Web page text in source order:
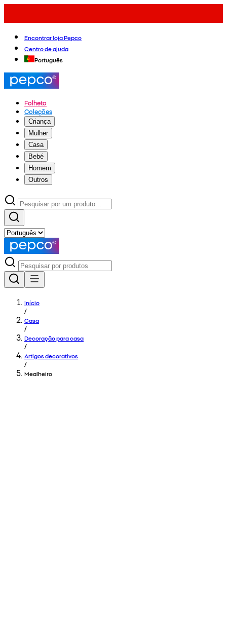
Encontrar loja Pepco
Centro de ajuda
Português
Folheto
Coleções
Criança
Mulher
Casa
Bebé
Homem
Outros
Início
/
Casa
/
Decoração para casa
/
Artigos decorativos
/
Mealheiro